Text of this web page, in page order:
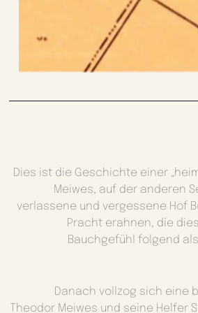
Dies ist die Geschichte einer
Meiwes, auf der anderen
verlassene und vergessene Hof
Pracht erahnen, die
Bauchgefühl folgend
Danach vollzog sich eine
Theodor Meiwes und seine